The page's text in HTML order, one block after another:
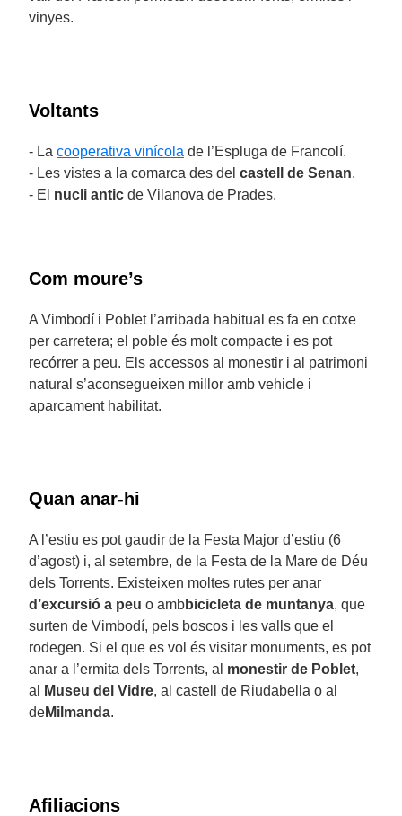
vinyes.
Voltants
- La cooperativa vinícola de l’Espluga de Francolí.
- Les vistes a la comarca des del castell de Senan.
- El nucli antic de Vilanova de Prades.
Com moure’s
A Vimbodí i Poblet l’arribada habitual es fa en cotxe
per carretera; el poble és molt compacte i es pot
recórrer a peu. Els accessos al monestir i al patrimoni
natural s’aconsegueixen millor amb vehicle i
aparcament habilitat.
Quan anar-hi
A l’estiu es pot gaudir de la Festa Major d’estiu (6
d’agost) i, al setembre, de la Festa de la Mare de Déu
dels Torrents. Existeixen moltes rutes per anar
d’excursió a peu o ambbicicleta de muntanya, que
surten de Vimbodí, pels boscos i les valls que el
rodegen. Si el que es vol és visitar monuments, es pot
anar a l’ermita dels Torrents, al monestir de Poblet,
al
Museu del Vidre, al castell de Riudabella o al
deMilmanda.
Afiliacions